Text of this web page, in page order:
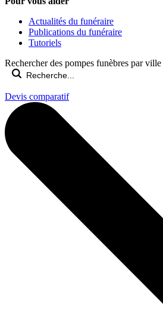
Actualités du funéraire
Publications du funéraire
Tutoriels
Rechercher des pompes funèbres par
Devis comparatif